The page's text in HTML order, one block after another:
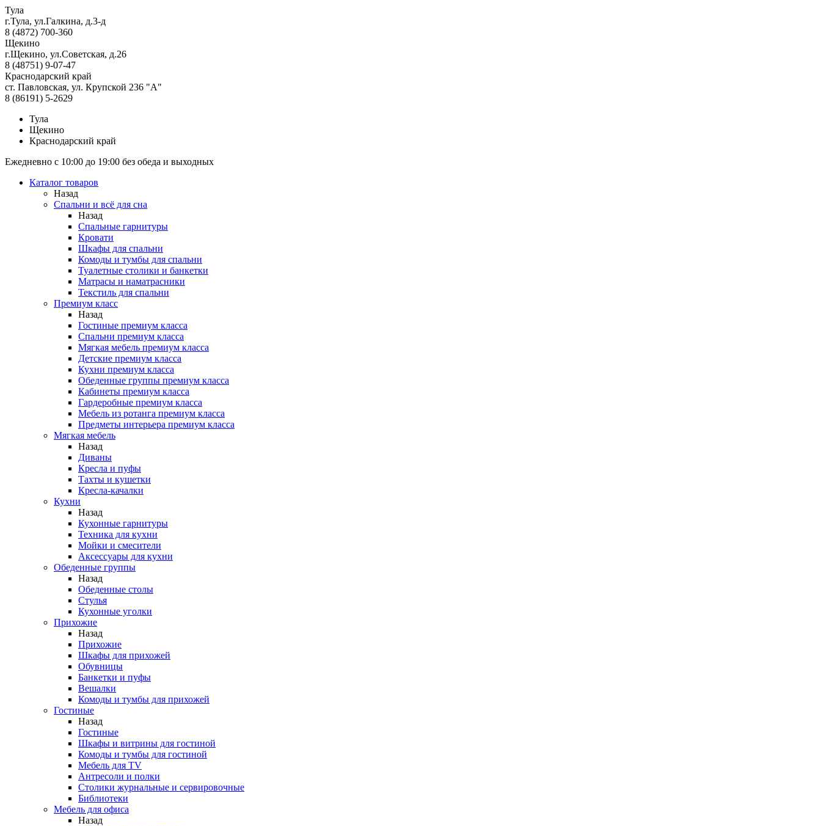
Тула
г.Тула, ул.Галкина, д.3-д
8 (4872) 700-360
Щекино
г.Щекино, ул.Советская, д.26
8 (48751) 9-07-47
Краснодарский край
ст. Павловская, ул. Крупской 236 "А"
8 (86191) 5-2629
Тула
Щекино
Краснодарский край
Ежедневно с 10:00 до 19:00 без обеда и выходных
Каталог товаров
Назад
Спальни и всё для сна
Назад
Спальные гарнитуры
Кровати
Шкафы для спальни
Комоды и тумбы для спальни
Туалетные столики и банкетки
Матрасы и наматрасники
Текстиль для спальни
Премиум класс
Назад
Гостиные премиум класса
Спальни премиум класса
Мягкая мебель премиум класса
Детские премиум класса
Кухни премиум класса
Обеденные группы премиум класса
Кабинеты премиум класса
Гардеробные премиум класса
Мебель из ротанга премиум класса
Предметы интерьера премиум класса
Мягкая мебель
Назад
Диваны
Кресла и пуфы
Тахты и кушетки
Кресла-качалки
Кухни
Назад
Кухонные гарнитуры
Техника для кухни
Мойки и смесители
Аксессуары для кухни
Обеденные группы
Назад
Обеденные столы
Стулья
Кухонные уголки
Прихожие
Назад
Прихожие
Шкафы для прихожей
Обувницы
Банкетки и пуфы
Вешалки
Комоды и тумбы для прихожей
Гостиные
Назад
Гостиные
Шкафы и витрины для гостиной
Комоды и тумбы для гостиной
Мебель для TV
Антресоли и полки
Столики журнальные и сервировочные
Библиотеки
Мебель для офиса
Назад